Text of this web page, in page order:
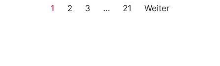
1 2 3 … 21 Weiter